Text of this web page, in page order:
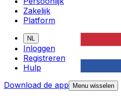
Zakelijk
Platform
NL
Inloggen
Registreren
Hulp
Download de app
Menu wisselen